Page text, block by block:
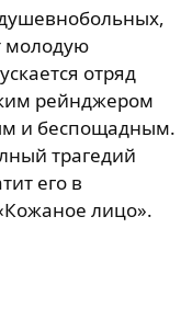
молодую
отряд
рейнджером
и беспощадным.
трагедий
его в
лицо».